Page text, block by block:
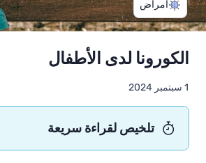
امراض
الكورونا لدى الأطفال
1 سبتمبر 2024
تلخيص لقراءة سريعة